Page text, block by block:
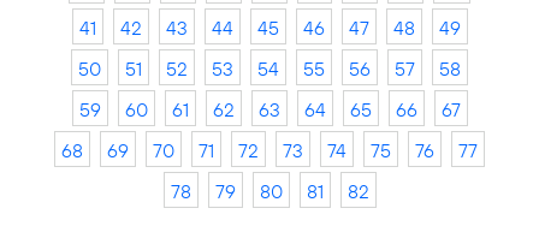
41
42 43 44 45 46 47 48
49
50
51 52 53 54 55 56 57
58
59
60 61 62 63 64 65 66
67
68
69 70 71 72 73 74 75 76
77
78
79 80 81 82